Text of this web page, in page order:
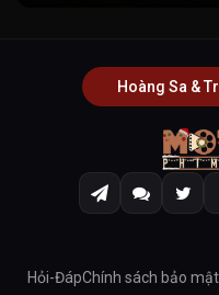
Hoàng Sa &
Hỏi-ĐápChính sách bảo mật